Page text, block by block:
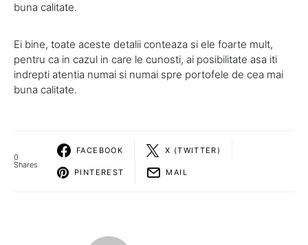
buna calitate.
Ei bine, toate aceste detalii conteaza si ele foarte mult,
pentru ca in cazul in care le cunosti, ai posibilitate asa iti
indrepti atentia numai si numai spre portofele de cea mai
buna calitate.
0
Shares
FACEBOOK X (TWITTER)
PINTEREST MAIL